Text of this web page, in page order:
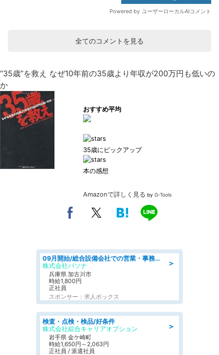
全てのコメントを見る
“35歳”を救え なぜ10年前の35歳より年収が200万円も低いの
か
おすすめ平均
35歳にピックアップ
本の感想
Amazonで詳しく見る by G-Tools
＞
09月開始/総合設備会社での営業・事務のお仕事/車通勤可/賞与あり/営業/営業事務
株式会社パソナ
兵庫県 加古川市
時給1,800円
正社員
スポンサー：求人ボックス
＞
検査・点検・検品/好条件
株式会社綜合キャリアオプション
岩手県 金ケ崎町
時給1,650円～2,063円
正社員 / 派遣社員